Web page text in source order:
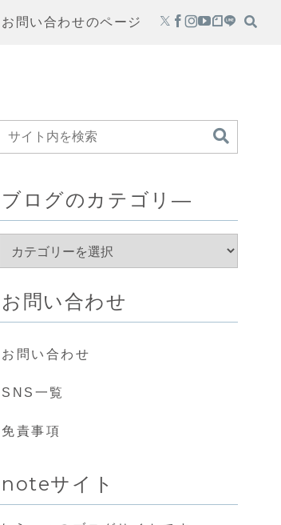
お問い合わせのページ
ブログのカテゴリ―
お問い合わせ
お問い合わせ
SNS一覧
免責事項
noteサイト